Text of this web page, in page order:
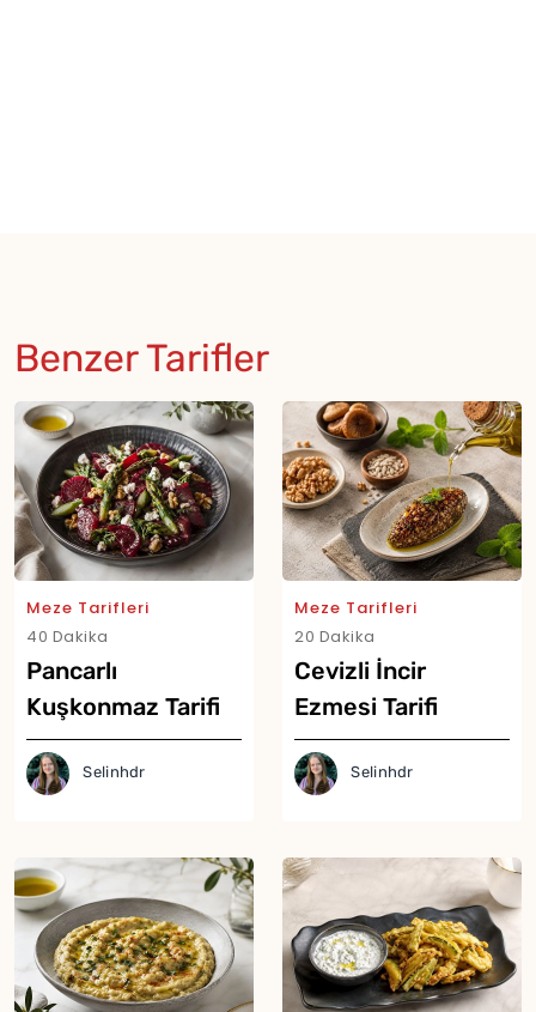
Benzer Tarifler
Meze Tarifleri
40 Dakika
Pancarlı
Kuşkonmaz Tarifi
Selinhdr
Meze Tarifleri
20 Dakika
Cevizli İncir
Ezmesi Tarifi
Selinhdr